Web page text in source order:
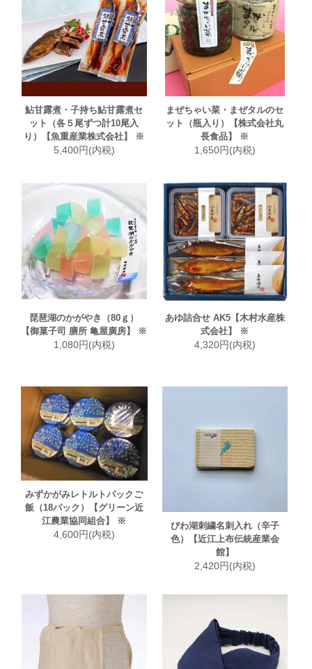
鮎甘露煮・子持ち鮎甘露煮セ
ット（各５尾ずつ計10尾入
り）【魚重産業株式会社】 ※
5,400円(内税)
まぜちゃい菜・まぜタルのセ
ット（瓶入り）【株式会社丸
長食品】 ※
1,650円(内税)
琵琶湖のかがやき（80ｇ）
【御菓子司 膳所 亀屋廣房】 ※
1,080円(内税)
あゆ詰合せ AK5【木村水産株
式会社】 ※
4,320円(内税)
みずかがみレトルトパックご
飯（18パック）【グリーン近
江農業協同組合】 ※
4,600円(内税)
びわ湖刺繍名刺入れ（辛子
色）【近江上布伝統産業会
館】
2,420円(内税)